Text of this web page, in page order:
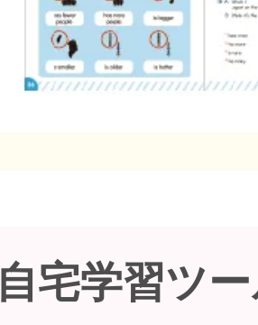
自宅学習ツ